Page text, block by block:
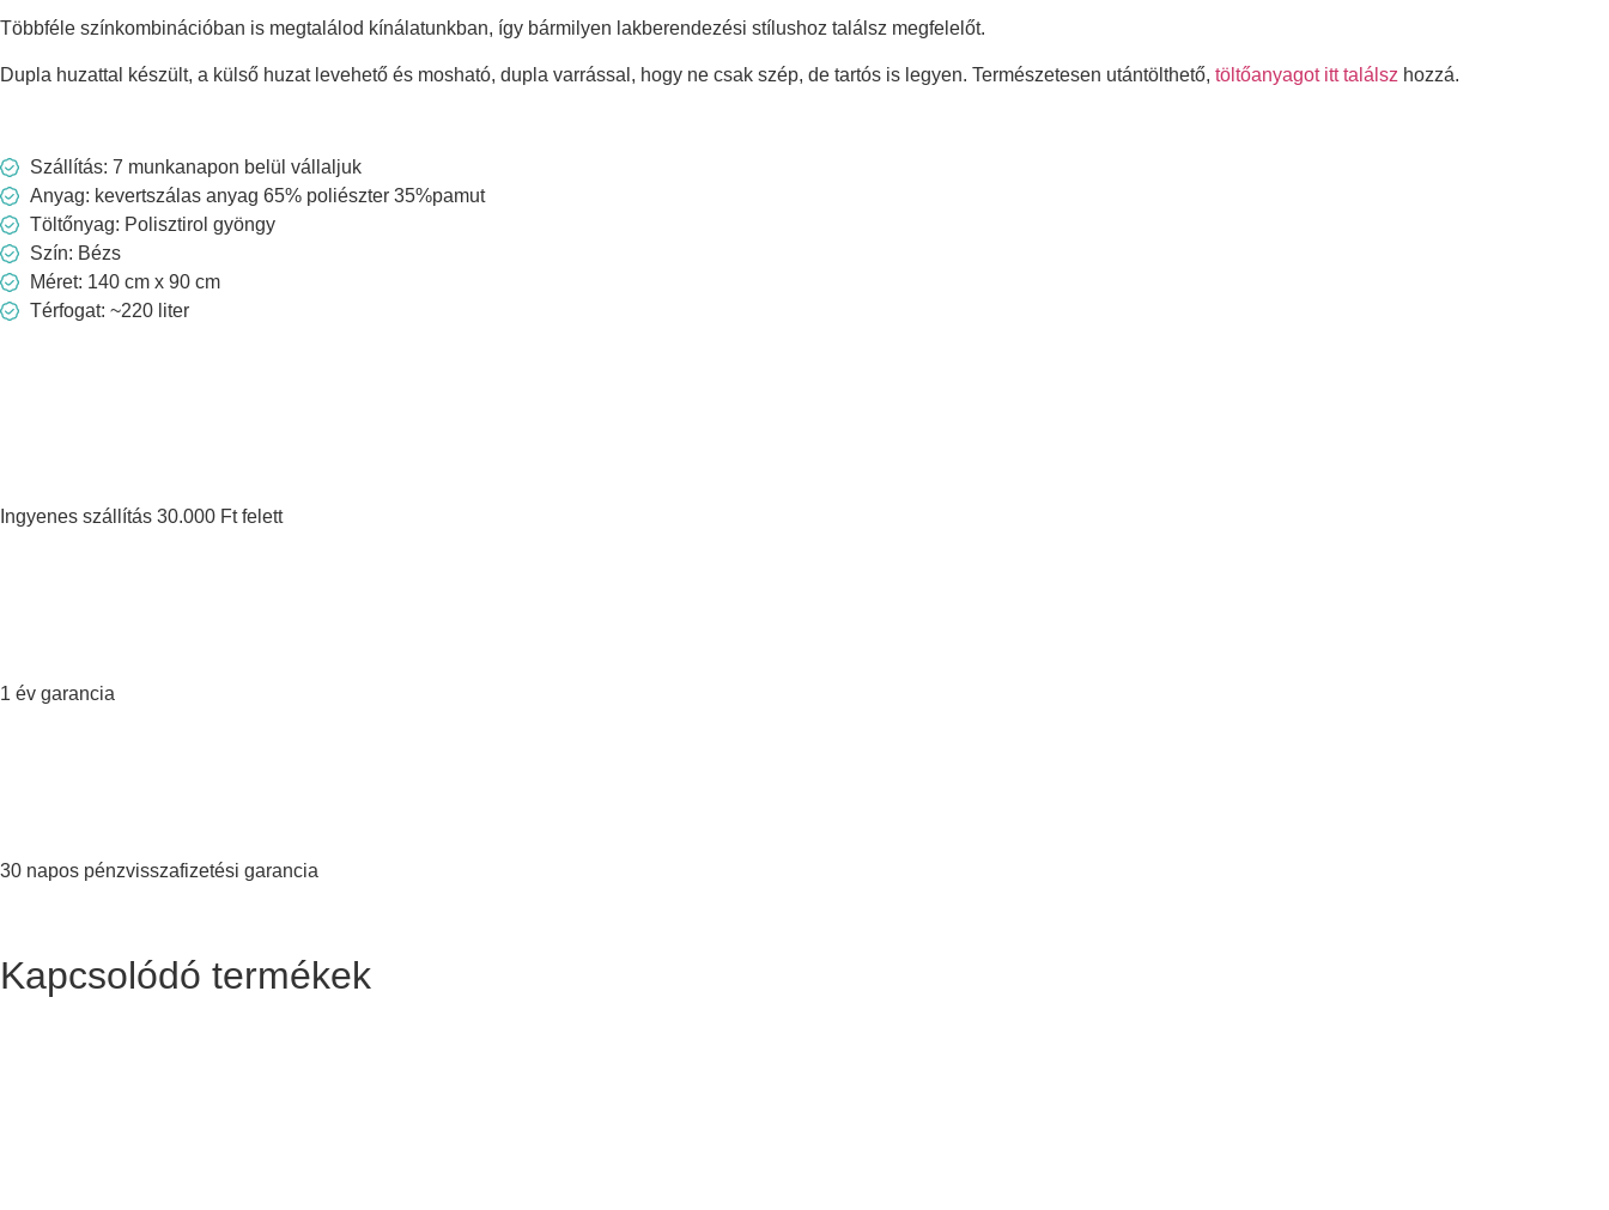
Többféle színkombinációban is megtalálod kínálatunkban, így bármilyen lakberendezési stílushoz találsz megfelelőt.
Dupla huzattal készült, a külső huzat levehető és mosható, dupla varrással, hogy ne csak szép, de tartós is legyen. Természetesen utántölthető, töltőanyagot itt találsz hozzá.
Szállítás: 7 munkanapon belül vállaljuk
Anyag: kevertszálas anyag 65% poliészter 35%pamut
Töltőnyag: Polisztirol gyöngy
Szín: Bézs
Méret: 140 cm x 90 cm
Térfogat: ~220 liter
Ingyenes szállítás 30.000 Ft felett
1 év garancia
30 napos pénzvisszafizetési garancia
Kapcsolódó termékek